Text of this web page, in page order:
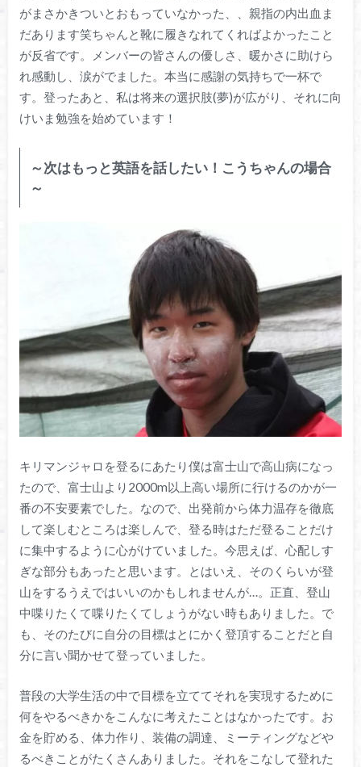
がまさかきついとおもっていなかった、、親指の内出血ま
だあります笑ちゃんと靴に履きなれてくればよかったこと
が反省です。メンバーの皆さんの優しさ、暖かさに助けら
れ感動し、涙がでました。本当に感謝の気持ちで一杯で
す。登ったあと、私は将来の選択肢(夢)が広がり、それに向
けいま勉強を始めています！
～次はもっと英語を話したい！こうちゃんの場合
～
キリマンジャロを登るにあたり僕は富士山で高山病になっ
たので、富士山より2000m以上高い場所に行けるのかが一
番の不安要素でした。なので、出発前から体力温存を徹底
して楽しむところは楽しんで、登る時はただ登ることだけ
に集中するように心がけていました。今思えば、心配しす
ぎな部分もあったと思います。とはいえ、そのくらいが登
山をするうえではいいのかもしれませんが…。正直、登山
中喋りたくて喋りたくてしょうがない時もありました。で
も、そのたびに自分の目標はとにかく登頂することだと自
分に言い聞かせて登っていました。
普段の大学生活の中で目標を立ててそれを実現するために
何をやるべきかをこんなに考えたことはなかったです。お
金を貯める、体力作り、装備の調達、ミーティングなどや
るべきことがたくさんありました。それをこなして登れた